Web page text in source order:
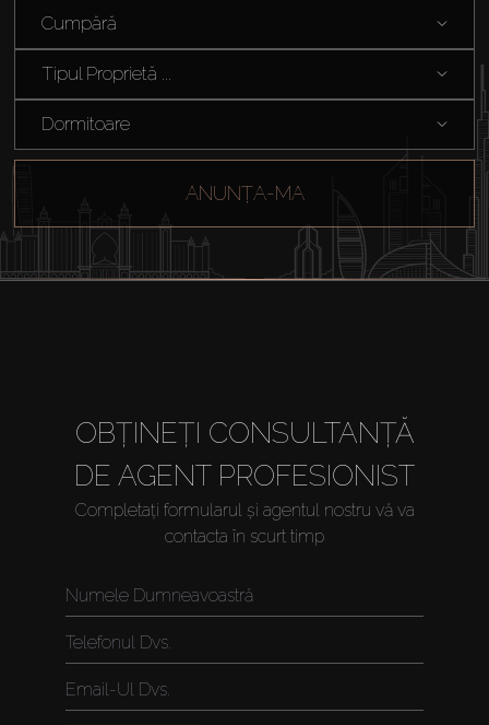
Cumpărați
Închiriați
Off-Plan
Cumpără
Tipul Proprietă ...
Dormitoare
ANUNȚA-MA
OBȚINEȚI CONSULTANȚĂ
DE AGENT PROFESIONIST
Completați formularul și agentul nostru vă va
contacta în scurt timp